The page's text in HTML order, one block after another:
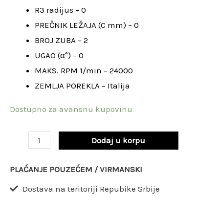
R3 radijus – 0
PREČNIK LEŽAJA (C mm) – 0
BROJ ZUBA – 2
UGAO (α°) – 0
MAKS. RPM 1/min – 24000
ZEMLJA POREKLA – Italija
Dostupno za avansnu kupovinu
Dodaj u korpu
PLAĆANJE POUZEĆEM / VIRMANSKI
Dostava na teritoriji Repubike Srbije